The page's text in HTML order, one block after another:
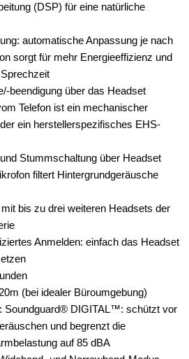
(DSP) für eine natürliche
automatische Anpassung je nach
sorgt für mehr Energieeffizienz und
beendigung über das Headset
Telefon ist ein mechanischer
ein herstellerspezifisches EHS-
Stummschaltung über Headset
filtert Hintergrundgeräusche
bis zu drei weiteren Headsets der
Anmelden: einfach das Headset
(bei idealer Büroumgebung)
Soundguard® DIGITAL™: schützt vor
und begrenzt die
auf 85 dBA